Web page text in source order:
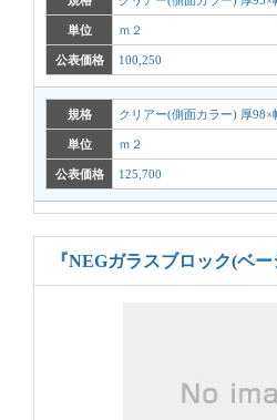
単位 ｍ２
公表価格 100,250
規格 クリアー(側面カラー) 厚98×
単位 ｍ２
公表価格 125,700
『NEGガラスブロック(ベー